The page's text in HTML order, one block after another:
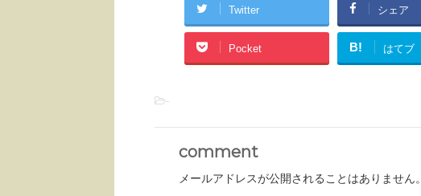
Twitter シェア
Pocket B! はてブ
-
comment
メールアドレスが公開されることはありません。